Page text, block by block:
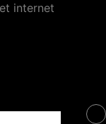
internet